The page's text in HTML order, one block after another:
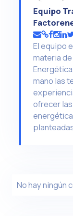
Equipo
El equipo
materia
mano las
ofrecer
No hay ningún